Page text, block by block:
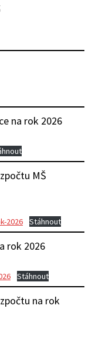
na rok 2026
MŠ
2026 Stáhnout
rok 2026
Stáhnout
na rok